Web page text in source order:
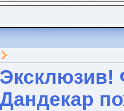
Эксклюзив!
Дандекар